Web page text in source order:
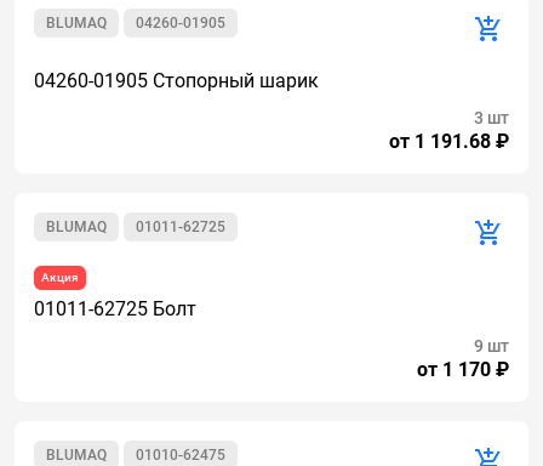
04260-01905
BLUMAQ
04260-01905 Стопорный шарик
от 1 191.68 ₽
3 шт
01011-62725
BLUMAQ
Акция
01011-62725 Болт
от 1 170 ₽
9 шт
01010-62475
BLUMAQ